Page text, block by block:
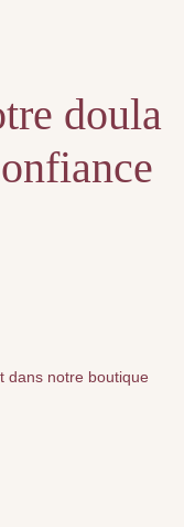
doula
dans notre boutique